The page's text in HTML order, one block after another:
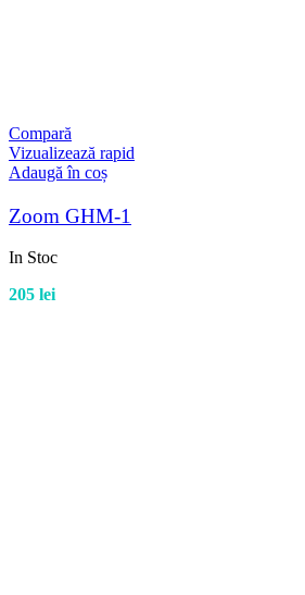
Compară
Vizualizează rapid
Adaugă în coș
Zoom GHM-1
In Stoc
205 lei